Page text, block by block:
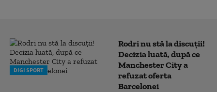
DIGI SPORT
Rodri nu stă la discuții!
Decizia luată, după ce
Manchester City a
refuzat oferta
Barcelonei